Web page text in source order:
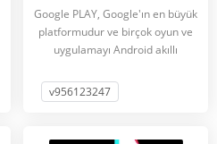
Google PLAY, Google'ın en büyük
platformudur ve birçok oyun ve
uygulamayı Android akıllı
v956123247